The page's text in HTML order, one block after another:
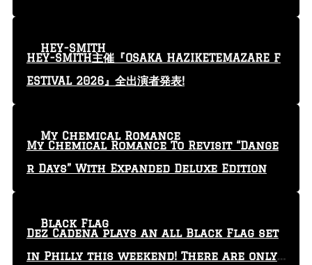
HEY-SMITH主催『OSAKA HAZIKETEMAZARE F
ESTIVAL 2026』全出演者発表!
HEY-SMITH
My Chemical Romance To Revisit “Dange
r Days” With Expanded Deluxe Edition
My Chemical Romance
Dez Cadena plays an all Black Flag set
in Philly this weekend! There are only
Black Flag